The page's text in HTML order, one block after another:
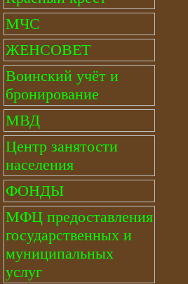
МЧС
ЖЕНСОВЕТ
Воинский учёт и
бронирование
МВД
Центр занятости
населения
ФОНДЫ
МФЦ предоставления
государственных и
муниципальных
услуг